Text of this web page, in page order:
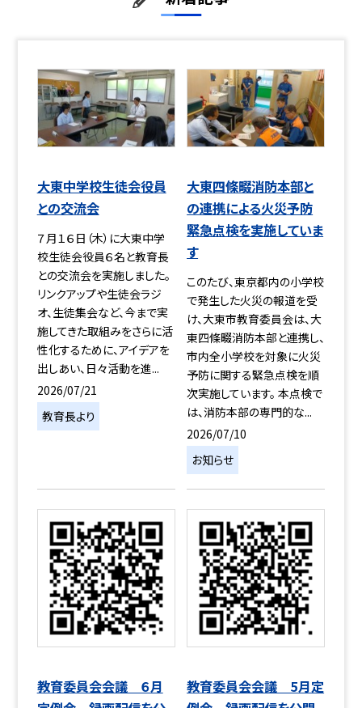
大東中学校生徒会役員
との交流会
７月１６日（木）に大東中学
校生徒会役員６名と教育長
との交流会を実施しました。
リンクアップや生徒会ラジ
オ、生徒集会など、今まで実
施してきた取組みをさらに活
性化するために、アイデアを
出しあい、日々活動を進...
2026/07/21
教育長より
大東四條畷消防本部と
の連携による火災予防
緊急点検を実施していま
す
このたび、東京都内の小学校
で発生した火災の報道を受
け、大東市教育委員会は、大
東四條畷消防本部と連携し、
市内全小学校を対象に火災
予防に関する緊急点検を順
次実施しています。 本点検で
は、消防本部の専門的な...
2026/07/10
お知らせ
教育委員会会議 ６月
教育委員会会議 5月定